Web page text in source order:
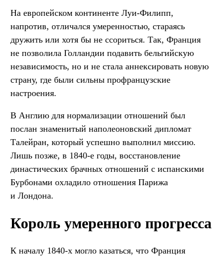
На европейском континенте Луи-Филипп,
напротив, отличался умеренностью, стараясь
дружить или хотя бы не ссориться. Так, Франция
не позволила Голландии подавить бельгийскую
независимость, но и не стала аннексировать новую
страну, где были сильны профранцузские
настроения.
В Англию для нормализации отношений был
послан знаменитый наполеоновский дипломат
Талейран, который успешно выполнил миссию.
Лишь позже, в 1840-е годы, восстановление
династических брачных отношений с испанскими
Бурбонами охладило отношения Парижа
и Лондона.
Король умеренного прогресса
К началу 1840-х могло казаться, что Франция